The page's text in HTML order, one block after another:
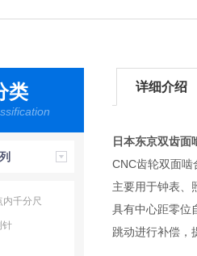
类
内千分尺
针
详细介绍
日本东京双齿面
CNC齿轮双面
主要用于钟表、
具有中心距零位
跳动进行补偿，